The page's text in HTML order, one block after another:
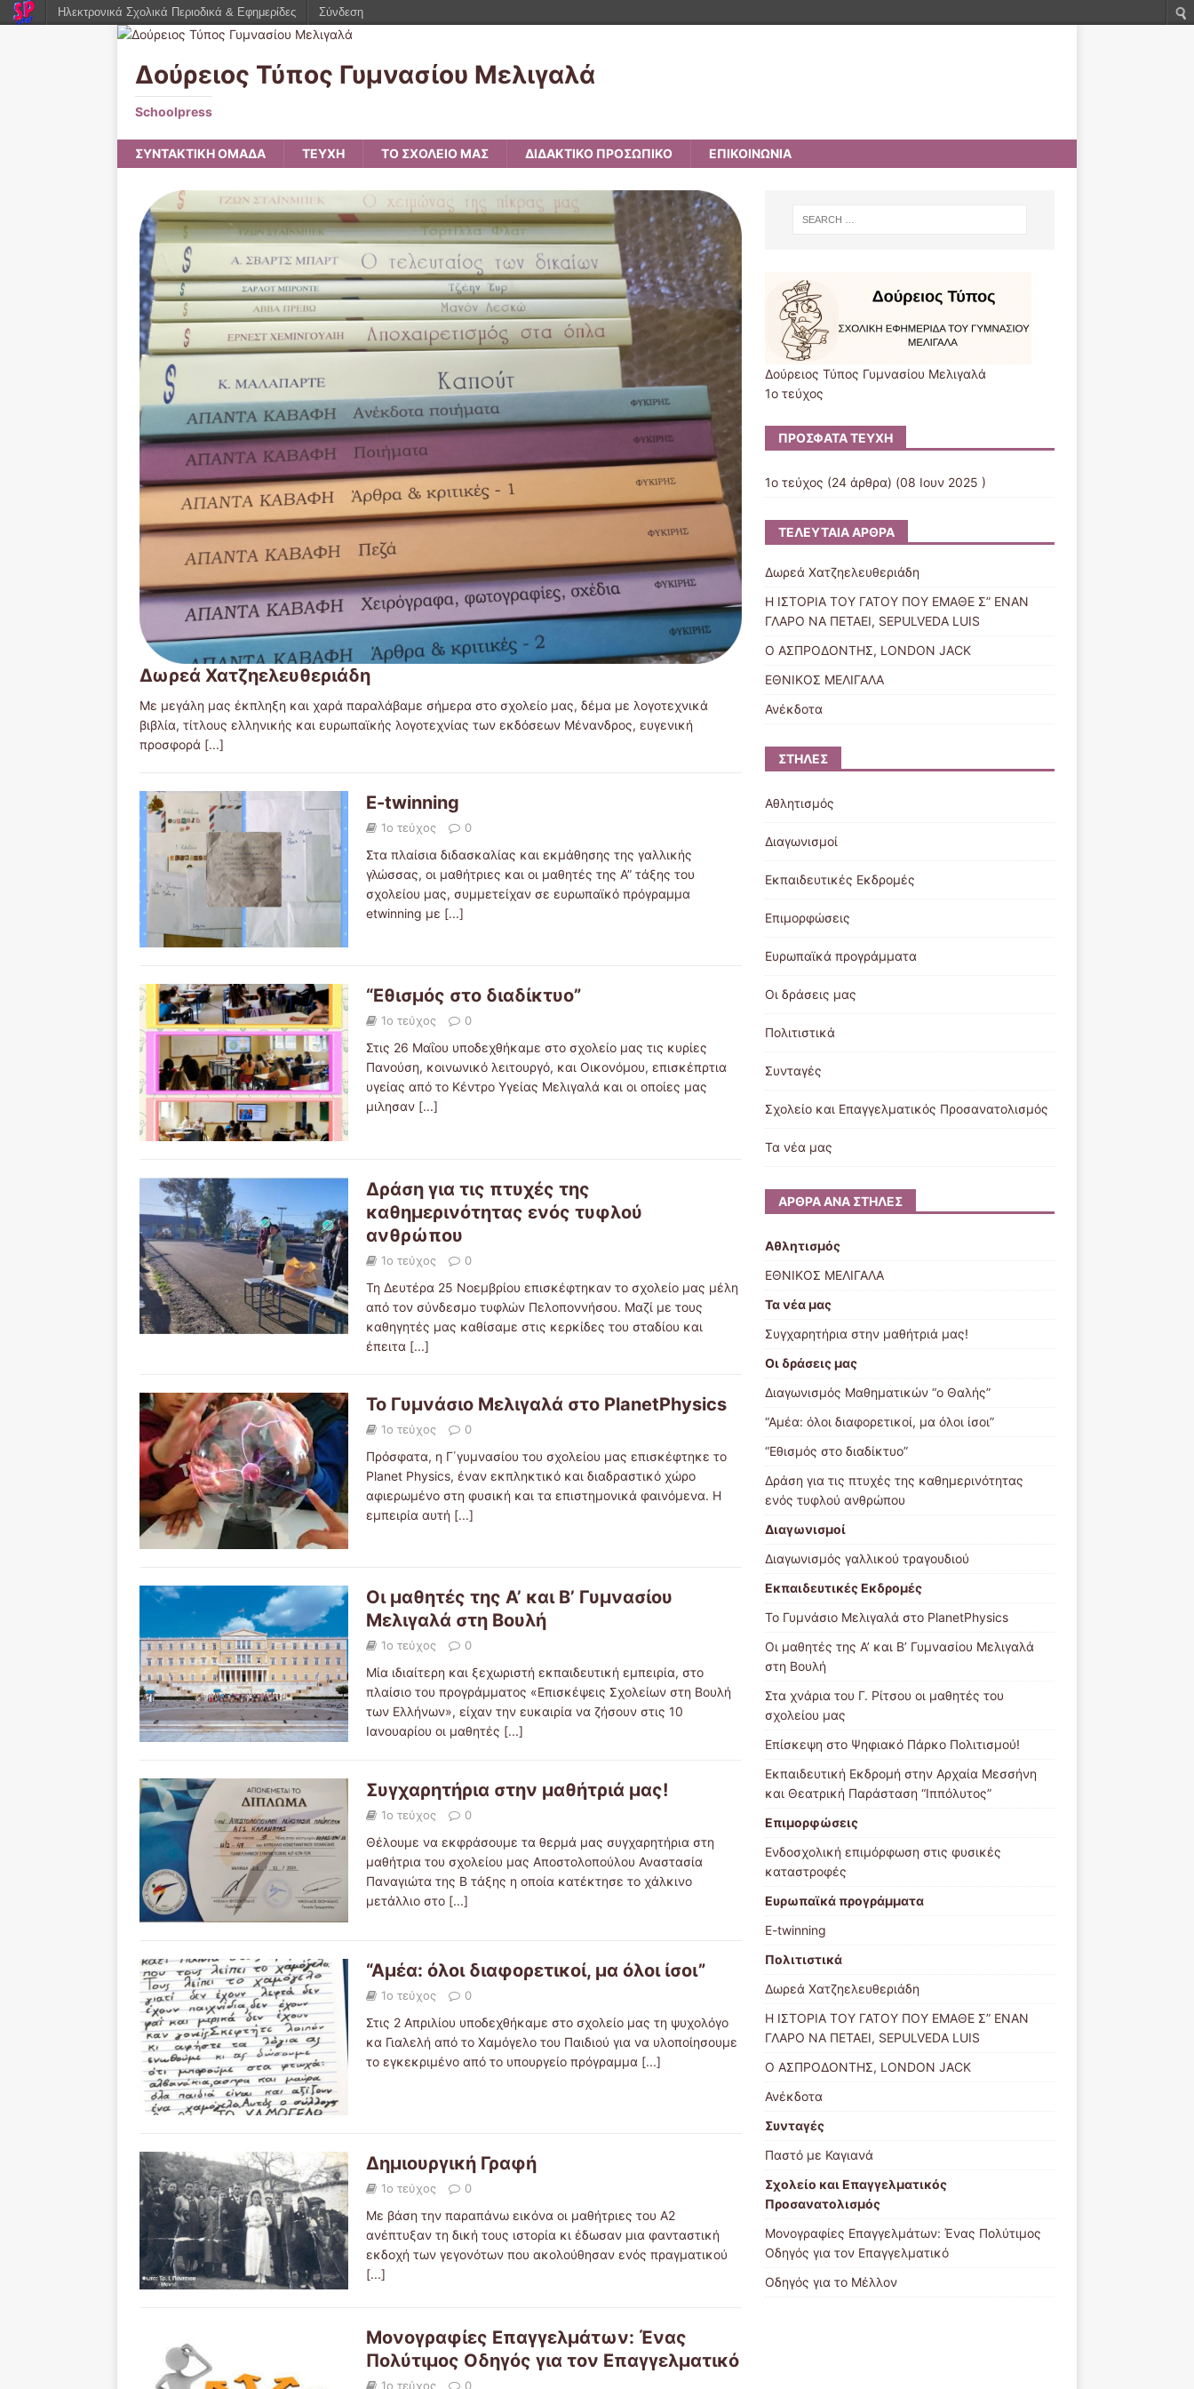
Δούρειος Τύπος Γυμνασίου Μελιγαλά
Schoolpress
ΣΥΝΤΑΚΤΙΚΗ ΟΜΑΔΑ ΤΕΥΧΗ ΤΟ ΣΧΟΛΕΙΟ ΜΑΣ ΔΙΔΑΚΤΙΚΟ ΠΡΟΣΩΠΙΚΟ ΕΠΙΚΟΙΝΩΝΙΑ
Δωρεά Χατζηελευθεριάδη
Με μεγάλη μας έκπληξη και χαρά παραλάβαμε σήμερα στο σχολείο μας, δέμα με λογοτεχνικά
βιβλία, τίτλους ελληνικής και ευρωπαϊκής λογοτεχνίας των εκδόσεων Μένανδρος, ευγενική
προσφορά [...]
E-twinning
1ο τεύχος 0
Στα πλαίσια διδασκαλίας και εκμάθησης της γαλλικής
γλώσσας, οι μαθήτριες και οι μαθητές της Α” τάξης του
σχολείου μας, συμμετείχαν σε ευρωπαϊκό πρόγραμμα
etwinning με [...]
“Εθισμός στο διαδίκτυο”
1ο τεύχος 0
Στις 26 Μαΐου υποδεχθήκαμε στο σχολείο μας τις κυρίες
Πανούση, κοινωνικό λειτουργό, και Οικονόμου, επισκέπρτια
υγείας από το Κέντρο Υγείας Μελιγαλά και οι οποίες μας
μιλησαν [...]
Δράση για τις πτυχές της
καθημερινότητας ενός τυφλού
ανθρώπου
1ο τεύχος 0
Τη Δευτέρα 25 Νοεμβρίου επισκέφτηκαν το σχολείο μας μέλη
από τον σύνδεσμο τυφλών Πελοποννήσου. Μαζί με τους
καθηγητές μας καθίσαμε στις κερκίδες του σταδίου και
έπειτα [...]
Το Γυμνάσιο Μελιγαλά στο PlanetPhysics
1ο τεύχος 0
Πρόσφατα, η Γ΄γυμνασίου του σχολείου μας επισκέφτηκε το
Planet Physics, έναν εκπληκτικό και διαδραστικό χώρο
αφιερωμένο στη φυσική και τα επιστημονικά φαινόμενα. Η
εμπειρία αυτή [...]
Οι μαθητές της Α’ και Β’ Γυμνασίου
Μελιγαλά στη Βουλή
1ο τεύχος 0
Μία ιδιαίτερη και ξεχωριστή εκπαιδευτική εμπειρία, στο
πλαίσιο του προγράμματος «Επισκέψεις Σχολείων στη Βουλή
των Ελλήνων», είχαν την ευκαιρία να ζήσουν στις 10
Ιανουαρίου οι μαθητές [...]
Συγχαρητήρια στην μαθήτριά μας!
1ο τεύχος 0
Θέλουμε να εκφράσουμε τα θερμά μας συγχαρητήρια στη
μαθήτρια του σχολείου μας Αποστολοπούλου Αναστασία
Παναγιώτα της Β τάξης η οποία κατέκτησε το χάλκινο
μετάλλιο στο [...]
“Αμέα: όλοι διαφορετικοί, μα όλοι ίσοι”
1ο τεύχος 0
Στις 2 Απριλίου υποδεχθήκαμε στο σχολείο μας τη ψυχολόγο
κα Γιαλελή από το Χαμόγελο του Παιδιού για να υλοποίησουμε
το εγκεκριμένο από το υπουργείο πρόγραμμα [...]
Δημιουργική Γραφή
1ο τεύχος 0
Με βάση την παραπάνω εικόνα οι μαθήτριες του Α2
ανέπτυξαν τη δική τους ιστορία κι έδωσαν μια φανταστική
εκδοχή των γεγονότων που ακολούθησαν ενός πραγματικού
[...]
Μονογραφίες Επαγγελμάτων: Ένας
Πολύτιμος Οδηγός για τον Επαγγελματικό
1ο τεύχος 0
Δούρειος Τύπος Γυμνασίου Μελιγαλά
1ο τεύχος
ΠΡΌΣΦΑΤΑ ΤΕΎΧΗ
1ο τεύχος (24 άρθρα) (08 Ιουν 2025 )
ΤΕΛΕΥΤΑΊΑ ΆΡΘΡΑ
Δωρεά Χατζηελευθεριάδη
Η ΙΣΤΟΡΙΑ ΤΟΥ ΓΑΤΟΥ ΠΟΥ ΕΜΑΘΕ Σ” ΕΝΑΝ
ΓΛΑΡΟ ΝΑ ΠΕΤΑΕΙ, SEPULVEDA LUIS
Ο ΑΣΠΡΟΔΟΝΤΗΣ, LONDON JACK
ΕΘΝΙΚΟΣ ΜΕΛΙΓΑΛΑ
Ανέκδοτα
ΣΤΉΛΕΣ
Αθλητισμός
Διαγωνισμοί
Εκπαιδευτικές Εκδρομές
Επιμορφώσεις
Ευρωπαϊκά προγράμματα
Οι δράσεις μας
Πολιτιστικά
Συνταγές
Σχολείο και Επαγγελματικός Προσανατολισμός
Τα νέα μας
ΆΡΘΡΑ ΑΝΆ ΣΤΉΛΕΣ
Αθλητισμός
ΕΘΝΙΚΟΣ ΜΕΛΙΓΑΛΑ
Τα νέα μας
Συγχαρητήρια στην μαθήτριά μας!
Οι δράσεις μας
Διαγωνισμός Μαθηματικών “ο Θαλής”
“Αμέα: όλοι διαφορετικοί, μα όλοι ίσοι”
“Εθισμός στο διαδίκτυο”
Δράση για τις πτυχές της καθημερινότητας
ενός τυφλού ανθρώπου
Διαγωνισμοί
Διαγωνισμός γαλλικού τραγουδιού
Εκπαιδευτικές Εκδρομές
Το Γυμνάσιο Μελιγαλά στο PlanetPhysics
Οι μαθητές της Α’ και Β’ Γυμνασίου Μελιγαλά
στη Βουλή
Στα χνάρια του Γ. Ρίτσου οι μαθητές του
σχολείου μας
Επίσκεψη στο Ψηφιακό Πάρκο Πολιτισμού!
Εκπαιδευτική Εκδρομή στην Αρχαία Μεσσήνη
και Θεατρική Παράσταση “Ιππόλυτος”
Επιμορφώσεις
Ενδοσχολική επιμόρφωση στις φυσικές
καταστροφές
Ευρωπαϊκά προγράμματα
E-twinning
Πολιτιστικά
Δωρεά Χατζηελευθεριάδη
Η ΙΣΤΟΡΙΑ ΤΟΥ ΓΑΤΟΥ ΠΟΥ ΕΜΑΘΕ Σ” ΕΝΑΝ
ΓΛΑΡΟ ΝΑ ΠΕΤΑΕΙ, SEPULVEDA LUIS
Ο ΑΣΠΡΟΔΟΝΤΗΣ, LONDON JACK
Ανέκδοτα
Συνταγές
Παστό με Καγιανά
Σχολείο και Επαγγελματικός
Προσανατολισμός
Μονογραφίες Επαγγελμάτων: Ένας Πολύτιμος
Οδηγός για τον Επαγγελματικό
Οδηγός για το Μέλλον
Ηλεκτρονικά Σχολικά Περιοδικά & Εφημερίδες Σύνδεση